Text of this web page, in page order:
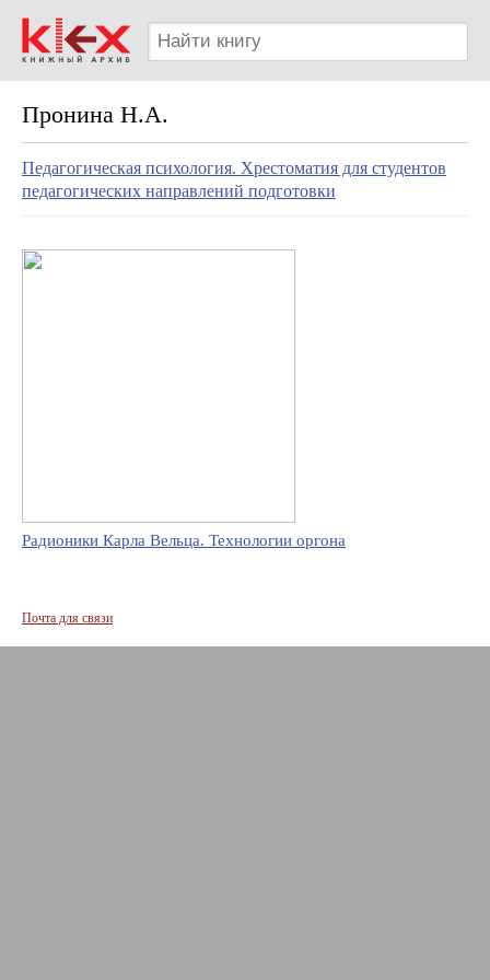
Пронина Н.А.
Педагогическая психология. Хрестоматия для студентов
педагогических направлений подготовки
Радионики Карла Вельца. Технологии оргона
Почта для связи